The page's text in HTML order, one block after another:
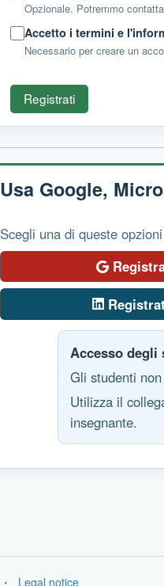
Opzionale. Potremmo
Accetto i termini e
Necessario per creare un
Registrati
Usa Google,
Scegli una di queste
Accesso degli
Gli studenti
Utilizza il
insegnante.
⋅ Legal notice